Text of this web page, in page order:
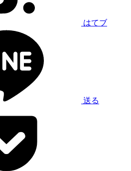
はてブ
送る